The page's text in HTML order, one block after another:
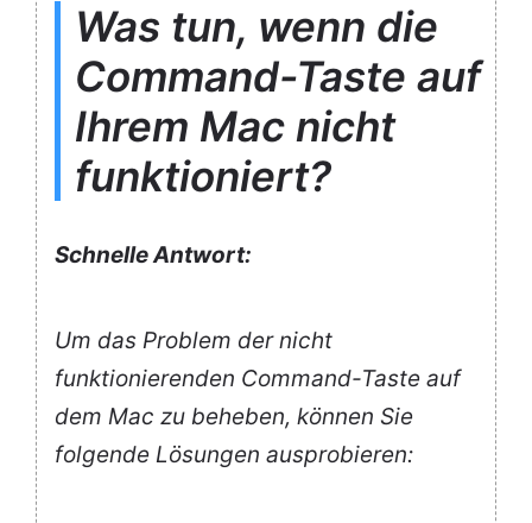
Was tun, wenn die
Command-Taste auf
Ihrem Mac nicht
funktioniert?
Schnelle Antwort:
Um das Problem der nicht
funktionierenden Command-Taste auf
dem Mac zu beheben, können Sie
folgende Lösungen ausprobieren: